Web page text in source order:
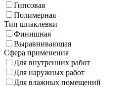
Гипсовая
Полимерная
Тип шпаклевки
Финишная
Выравнивающая
Сфера применения
Для внутренних работ
Для наружных работ
Для влажных помещений